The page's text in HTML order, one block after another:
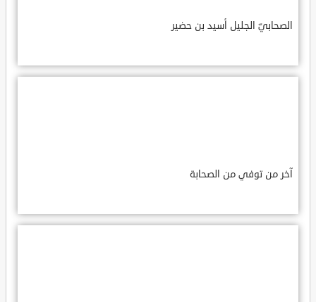
الصحابيّ الجليل أسيد بن حضير
آخر من توفي من الصحابة